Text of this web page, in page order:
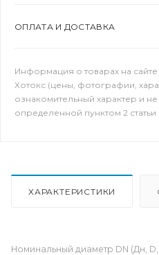
ОПЛАТА И ДОСТАВКА
Информация о товарах на
Хотокс (цены, фотографии,
ознакомительный характер и
определенной пунктом 2
ХАРАКТЕРИСТИКИ
Номинальный диаметр DN (Дн,